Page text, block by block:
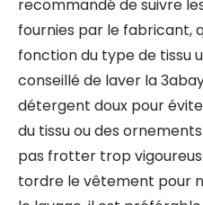
recommandé de suivre
fournies par le fabricant,
fonction du type de tissu
conseillé de laver la
détergent doux pour
du tissu ou des
pas frotter trop
tordre le vêtement pour